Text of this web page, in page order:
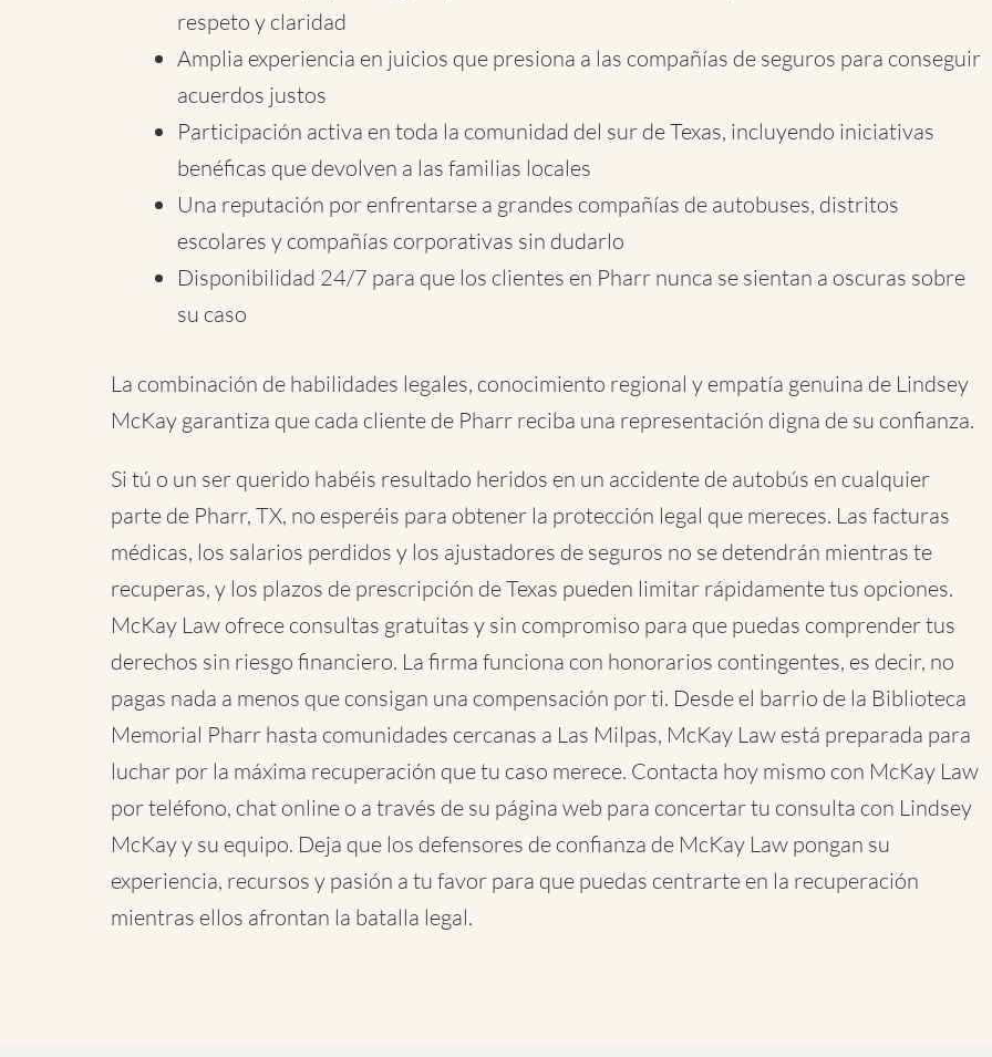
respeto y claridad
Amplia experiencia en juicios que presiona a las compañías de seguros para conseguir
acuerdos justos
Participación activa en toda la comunidad del sur de Texas, incluyendo iniciativas
benéficas que devolven a las familias locales
Una reputación por enfrentarse a grandes compañías de autobuses, distritos
escolares y compañías corporativas sin dudarlo
Disponibilidad 24/7 para que los clientes en Pharr nunca se sientan a oscuras sobre
su caso
La combinación de habilidades legales, conocimiento regional y empatía genuina de Lindsey
McKay garantiza que cada cliente de Pharr reciba una representación digna de su confianza.
Si tú o un ser querido habéis resultado heridos en un accidente de autobús en cualquier
parte de Pharr, TX, no esperéis para obtener la protección legal que mereces. Las facturas
médicas, los salarios perdidos y los ajustadores de seguros no se detendrán mientras te
recuperas, y los plazos de prescripción de Texas pueden limitar rápidamente tus opciones.
McKay Law ofrece consultas gratuitas y sin compromiso para que puedas comprender tus
derechos sin riesgo financiero. La firma funciona con honorarios contingentes, es decir, no
pagas nada a menos que consigan una compensación por ti. Desde el barrio de la Biblioteca
Memorial Pharr hasta comunidades cercanas a Las Milpas, McKay Law está preparada para
luchar por la máxima recuperación que tu caso merece. Contacta hoy mismo con McKay Law
por teléfono, chat online o a través de su página web para concertar tu consulta con Lindsey
McKay y su equipo. Deja que los defensores de confianza de McKay Law pongan su
experiencia, recursos y pasión a tu favor para que puedas centrarte en la recuperación
mientras ellos afrontan la batalla legal.